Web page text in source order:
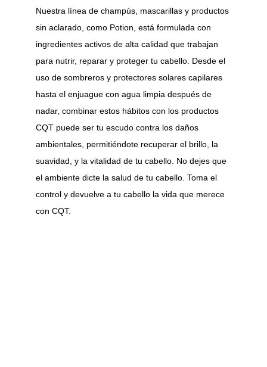
Nuestra línea de champús, mascarillas y productos
sin aclarado, como Potion, está formulada con
ingredientes activos de alta calidad que trabajan
para nutrir, reparar y proteger tu cabello. Desde el
uso de sombreros y protectores solares capilares
hasta el enjuague con agua limpia después de
nadar, combinar estos hábitos con los productos
CQT puede ser tu escudo contra los daños
ambientales, permitiéndote recuperar el brillo, la
suavidad, y la vitalidad de tu cabello. No dejes que
el ambiente dicte la salud de tu cabello. Toma el
control y devuelve a tu cabello la vida que merece
con CQT.